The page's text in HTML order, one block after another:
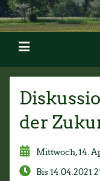
der
Mittwoch, 14.
Bis 14.04.2021